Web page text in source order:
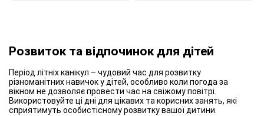
Розвиток та відпочинок для дітей
Період літніх канікул – чудовий час для розвитку
різноманітних навичок у дітей, особливо коли погода за
вікном не дозволяє провести час на свіжому повітрі.
Використовуйте ці дні для цікавих та корисних занять, які
сприятимуть особистісному розвитку вашої дитини.